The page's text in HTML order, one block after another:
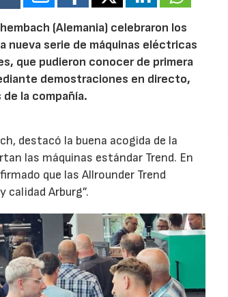
(Alemania) celebraron los
nueva serie de máquinas eléctricas
que pudieron conocer de primera
demostraciones en directo,
la compañía.
destacó la buena acogida de la
las máquinas estándar Trend. En
que las Allrounder Trend
Arburg”.
30/07/2026